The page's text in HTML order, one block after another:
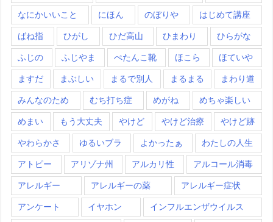
なにかいいこと にほん のぼりや はじめて講座
ばね指 ひがし ひだ高山 ひまわり ひらがな
ふじの ふじやま ぺたんこ靴 ほこら ほていや
ますだ まぶしい まるで別人 まるまる まわり道
みんなのため むち打ち症 めがね めちゃ楽しい
めまい もう大丈夫 やけど やけど治療 やけど跡
やわらかさ ゆるいブラ よかったぁ わたしの人生
アトピー アリゾナ州 アルカリ性 アルコール消毒
アレルギー アレルギーの薬 アレルギー症状
アンケート イヤホン インフルエンザウイルス